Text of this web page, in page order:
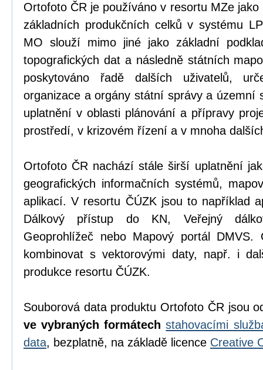
Ortofoto ČR je používáno v resortu MZe
základních produkčních celků v systému
MO slouží mimo jiné jako základní
topografických dat a následně státních
poskytováno řadě dalších uživatelů,
organizace a orgány státní správy a územní
uplatnění v oblasti plánování a přípravy
prostředí, v krizovém řízení a v mnoha
Ortofoto ČR nachází stále širší uplatnění
geografických informačních systémů,
aplikací. V resortu ČÚZK jsou to například
Dálkový přístup do KN, Veřejný
Geoprohlížeč nebo Mapový portál DMVS.
kombinovat s vektorovými daty, např. i
produkce resortu ČÚZK.
Souborová data produktu Ortofoto ČR jsou
ve vybraných formátech stahovacími
data, bezplatně, na základě licence Creative